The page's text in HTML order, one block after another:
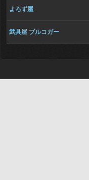
よろず屋
武具屋 ブルコガー